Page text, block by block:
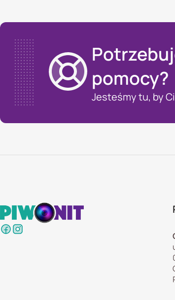
pomocy?
Jesteśmy tu, by